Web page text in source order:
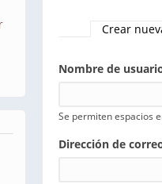
Solapas
Crear
Nombre de
Se permiten espacios
Dirección de